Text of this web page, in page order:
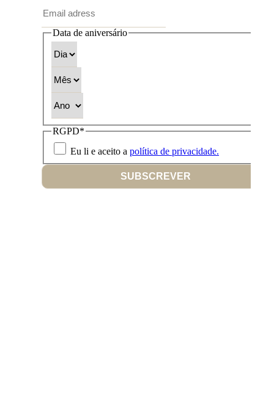
Data de aniversário
RGPD*
Eu li e aceito a política de privacidade.
SUBSCREVER